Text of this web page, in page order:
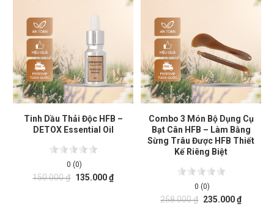
Tinh Dầu Thải Độc HFB –
DETOX Essential Oil
0 (0)
150.000₫ 135.000₫
Combo 3 Món Bộ Dụng Cụ
Bạt Cân HFB – Làm Bằng
Sừng Trâu Được HFB Thiết
Kế Riêng Biệt
0 (0)
258.000₫ 235.000₫